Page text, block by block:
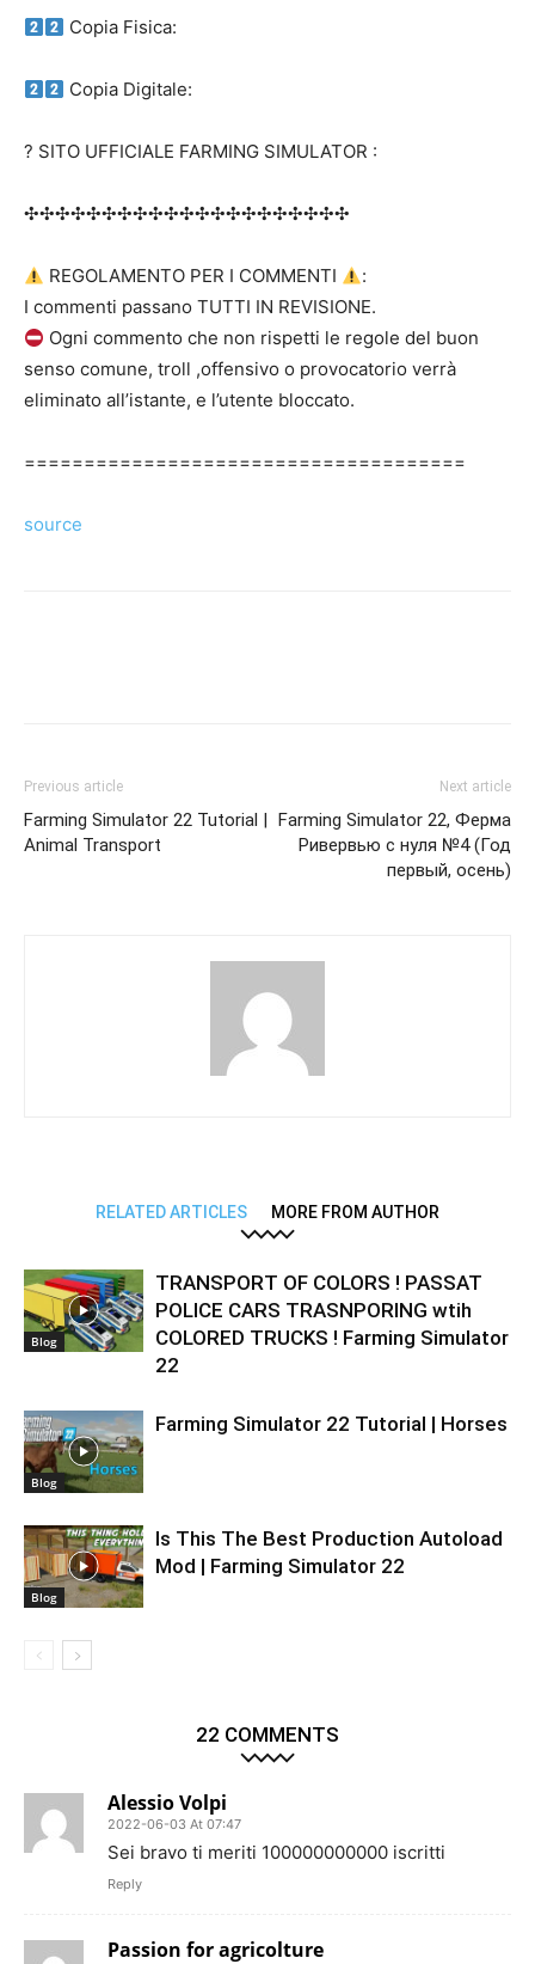
Copia Fisica:
Copia Digitale:
? SITO UFFICIALE FARMING SIMULATOR :
✣✣✣✣✣✣✣✣✣✣✣✣✣✣✣✣✣✣✣✣✣
REGOLAMENTO PER I COMMENTI
:
I commenti passano TUTTI IN REVISIONE.
Ogni commento che non rispetti le regole del buon
senso comune, troll ,offensivo o provocatorio verrà
eliminato all’istante, e l’utente bloccato.
=====================================
source
Previous article
Farming Simulator 22 Tutorial |
Animal Transport
Next article
Farming Simulator 22, Ферма
Ривервью с нуля №4 (Год
первый, осень)
RELATED ARTICLES MORE FROM AUTHOR
Blog
TRANSPORT OF COLORS ! PASSAT
POLICE CARS TRASNPORING wtih
COLORED TRUCKS ! Farming Simulator
22
Blog
Farming Simulator 22 Tutorial | Horses
Blog
Is This The Best Production Autoload
Mod | Farming Simulator 22
22 COMMENTS
Alessio Volpi
2022-06-03 At 07:47
Sei bravo ti meriti 100000000000 iscritti
Reply
Passion for agricolture